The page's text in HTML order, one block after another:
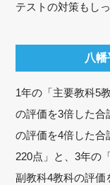
テストの対策もし
八
1年の「主要教科5
の評価を3倍した合
の評価を4倍した合
220点」と、3年の
副教科4教科の評価